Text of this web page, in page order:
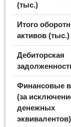
(тыс.)
Итого
активов (тыс.)
Дебиторская
Финансовые
(за
денежных